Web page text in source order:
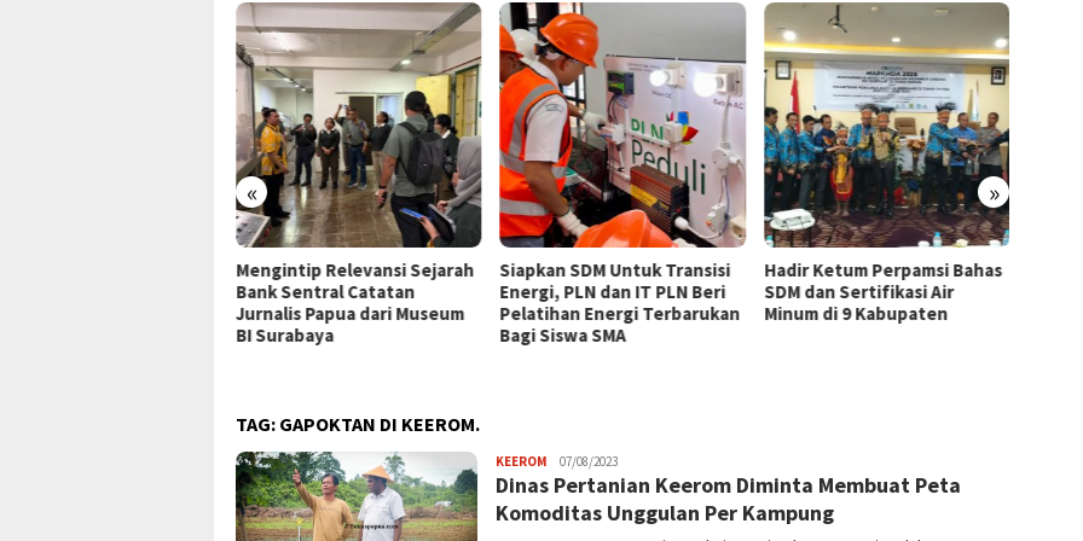
« »
Mengintip Relevansi Sejarah
Bank Sentral Catatan
Jurnalis Papua dari Museum
BI Surabaya
Siapkan SDM Untuk Transisi
Energi, PLN dan IT PLN Beri
Pelatihan Energi Terbarukan
Bagi Siswa SMA
Hadir Ketum Perpamsi Bahas
SDM dan Sertifikasi Air
Minum di 9 Kabupaten
TAG: GAPOKTAN DI KEEROM.
KEEROM JPatading
07/08/2023
Dinas Pertanian Keerom Diminta Membuat Peta
Komoditas Unggulan Per Kampung